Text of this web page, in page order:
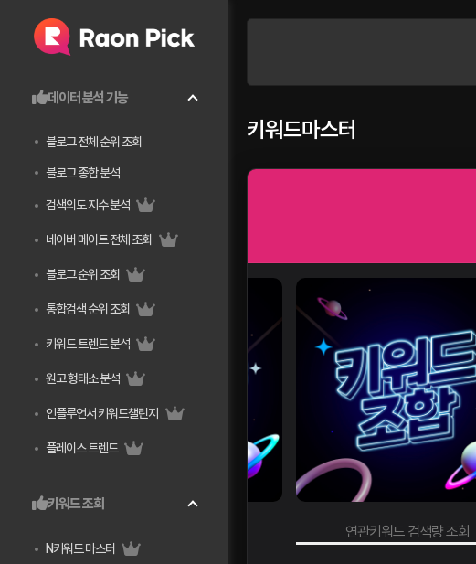
데이터 분석 기능
블로그 전체 순위 조회
블로그 종합 분석
검색의도 지수 분석
네이버 메이트 전체 조회
블로그 순위 조회
통합검색 순위 조회
키워드 트렌드 분석
원고 형태소 분석
인플루언서 키워드챌린지
플레이스 트렌드
키워드 조회
N키워드 마스터
키워드마스터
연관키워드 검색량 조회